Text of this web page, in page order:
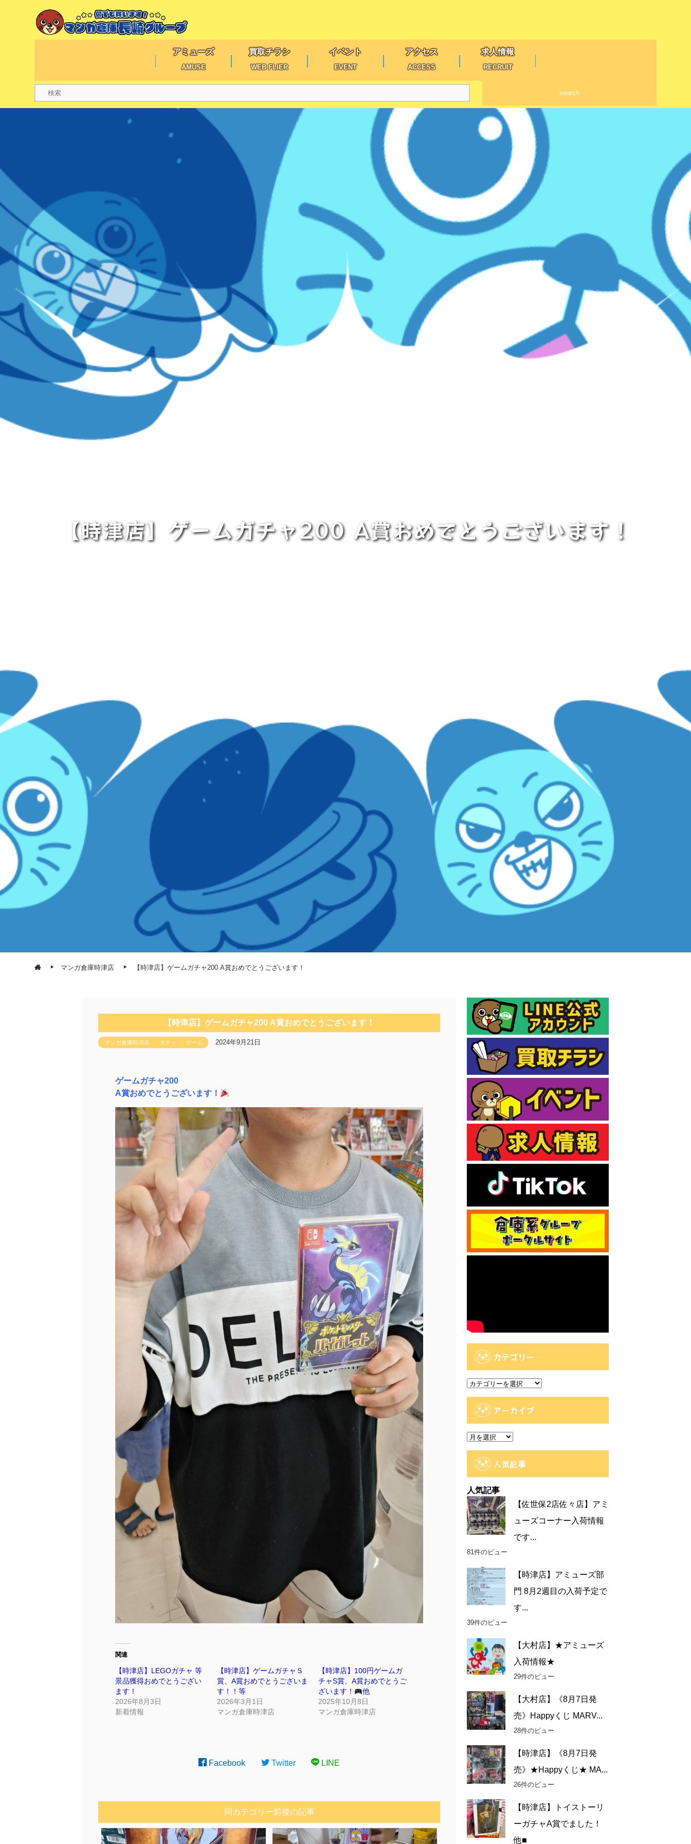
アミューズ
AMUSE
買取チラシ
WEB FLIER
イベント
EVENT
アクセス
ACCESS
求人情報
RECRUIT
search
【時津店】ゲームガチャ200 A賞おめでとうございます！
マンガ倉庫時津店 【時津店】ゲームガチャ200 A賞おめでとうございます！
【時津店】ゲームガチャ200 A賞おめでとうございます！
マンガ倉庫時津店 ガチャ ゲーム 2024年9月21日
ゲームガチャ200
A賞おめでとうございます！
関連
【時津店】LEGOガチャ 等
景品獲得おめでとうござい
ます！
2026年8月3日
新着情報
【時津店】ゲームガチャＳ
賞、A賞おめでとうございま
す！！等
2026年3月1日
マンガ倉庫時津店
【時津店】100円ゲームガ
チャS賞、A賞おめでとうご
ざいます！
他
2025年10月8日
マンガ倉庫時津店
Facebook Twitter LINE
同カテゴリー前後の記事
カテゴリー
カ
アーカイブ
ア
人気記事
人気記事
【佐世保2店佐々店】アミ
ューズコーナー入荷情報
です...
81件のビュー
【時津店】アミューズ部
門 8月2週目の入荷予定で
す...
39件のビュー
【大村店】★アミューズ
入荷情報★
29件のビュー
【大村店】《8月7日発
売》Happyくじ MARV...
28件のビュー
【時津店】《8月7日発
売》★Happyくじ★ MA...
26件のビュー
【時津店】トイストーリ
ーガチャA賞でました！
他■